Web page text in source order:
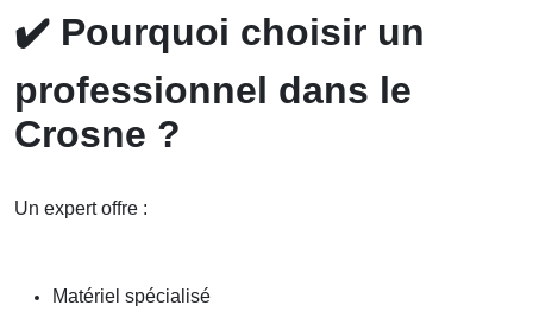
✔️ Pourquoi choisir un
professionnel dans le
Crosne ?
Un expert offre :
Matériel spécialisé